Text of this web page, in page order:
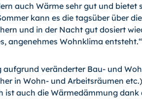
auch Wärme sehr gut und bietet
kann es die tagsüber über
und in der Nacht gut dosiert
angenehmes Wohnklima entsteht.“
veränderter Bau- und
in Wohn- und Arbeitsräumen
ist auch die Wärmedämmung dank